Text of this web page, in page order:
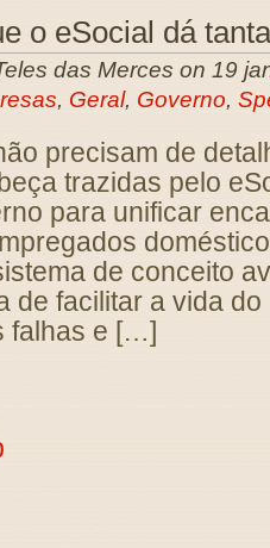
o eSocial dá
das Merces on 19
, Geral, Governo,
precisam de
trazidas pelo
para unificar
de conceito
de facilitar a vida
falhas e […]